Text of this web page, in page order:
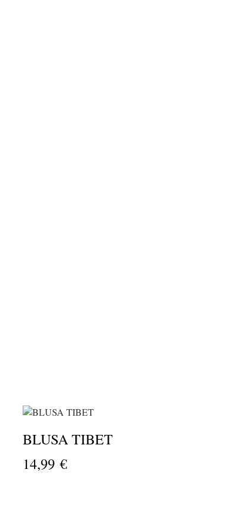
BLUSA TIBET
14,99 €